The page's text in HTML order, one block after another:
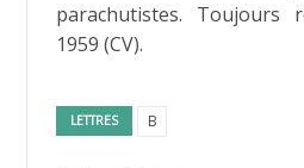
parachutistes. Toujours
1959 (CV).
LETTRES B